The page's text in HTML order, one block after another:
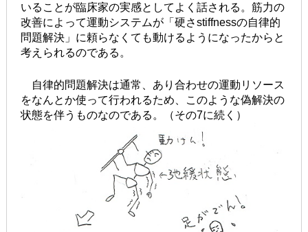
いることが臨床家の実感としてよく話される。筋力の
改善によって運動システムが「硬さstiffnessの自律的
問題解決」に頼らなくても動けるようになったからと
考えられるのである。
自律的問題解決は通常、あり合わせの運動リソース
をなんとか使って行われるため、このような偽解決の
状態を伴うものなのである。（その7に続く）